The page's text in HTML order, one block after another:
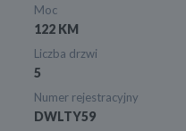
Moc
122 KM
Liczba drzwi
5
Numer rejestracyjny
DWLTY59